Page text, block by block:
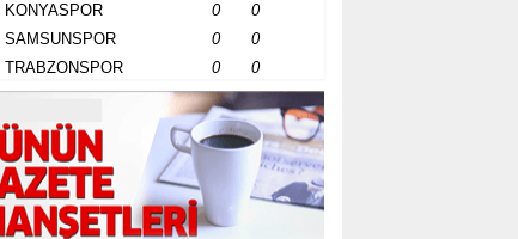
KONYASPOR 0
0
SAMSUNSPOR 0
0
TRABZONSPOR 0 0